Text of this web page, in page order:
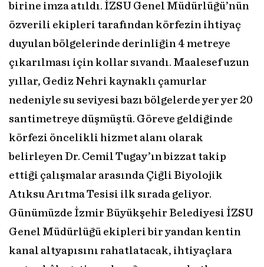
birine imza atıldı. İZSU Genel Müdürlüğü’nün
özverili ekipleri tarafından körfezin ihtiyaç
duyulan bölgelerinde derinliğin 4 metreye
çıkarılması için kollar sıvandı. Maalesef uzun
yıllar, Gediz Nehri kaynaklı çamurlar
nedeniyle su seviyesi bazı bölgelerde yer yer 20
santimetreye düşmüştü. Göreve geldiğinde
körfezi öncelikli hizmet alanı olarak
belirleyen Dr. Cemil Tugay’ın bizzat takip
ettiği çalışmalar arasında Çiğli Biyolojik
Atıksu Arıtma Tesisi ilk sırada geliyor.
Günümüzde İzmir Büyükşehir Belediyesi İZSU
Genel Müdürlüğü ekipleri bir yandan kentin
kanal altyapısını rahatlatacak, ihtiyaçlara